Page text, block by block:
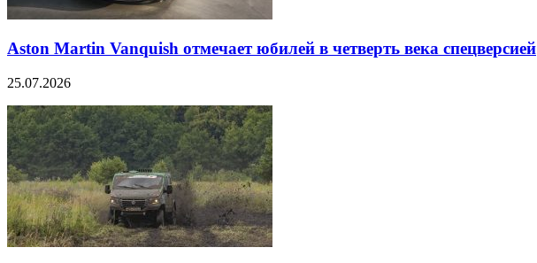
Aston Martin Vanquish отмечает юбилей в четверть века спецверсией
25.07.2026